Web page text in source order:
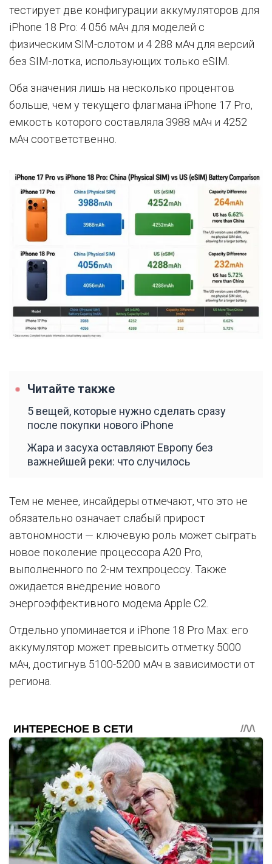
тестирует две конфигурации аккумуляторов для
iPhone 18 Pro: 4 056 мАч для моделей с
физическим SIM-слотом и 4 288 мАч для версий
без SIM-лотка, использующих только eSIM.
Оба значения лишь на несколько процентов
больше, чем у текущего флагмана iPhone 17 Pro,
емкость которого составляла 3988 мАч и 4252
мАч соответственно.
Читайте также
5 вещей, которые нужно сделать сразу
после покупки нового iPhone
Жара и засуха оставляют Европу без
важнейшей реки: что случилось
Тем не менее, инсайдеры отмечают, что это не
обязательно означает слабый прирост
автономности — ключевую роль может сыграть
новое поколение процессора A20 Pro,
выполненного по 2-нм техпроцессу. Также
ожидается внедрение нового
энергоэффективного модема Apple C2.
Отдельно упоминается и iPhone 18 Pro Max: его
аккумулятор может превысить отметку 5000
мАч, достигнув 5100-5200 мАч в зависимости от
региона.